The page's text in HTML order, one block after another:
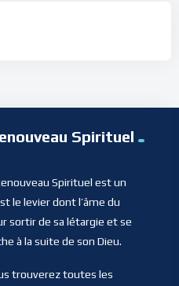
Spirituel
Spirituel est un
le levier dont l’âme du
sortir de sa létargie et se
à la suite de son Dieu.
trouverez toutes les